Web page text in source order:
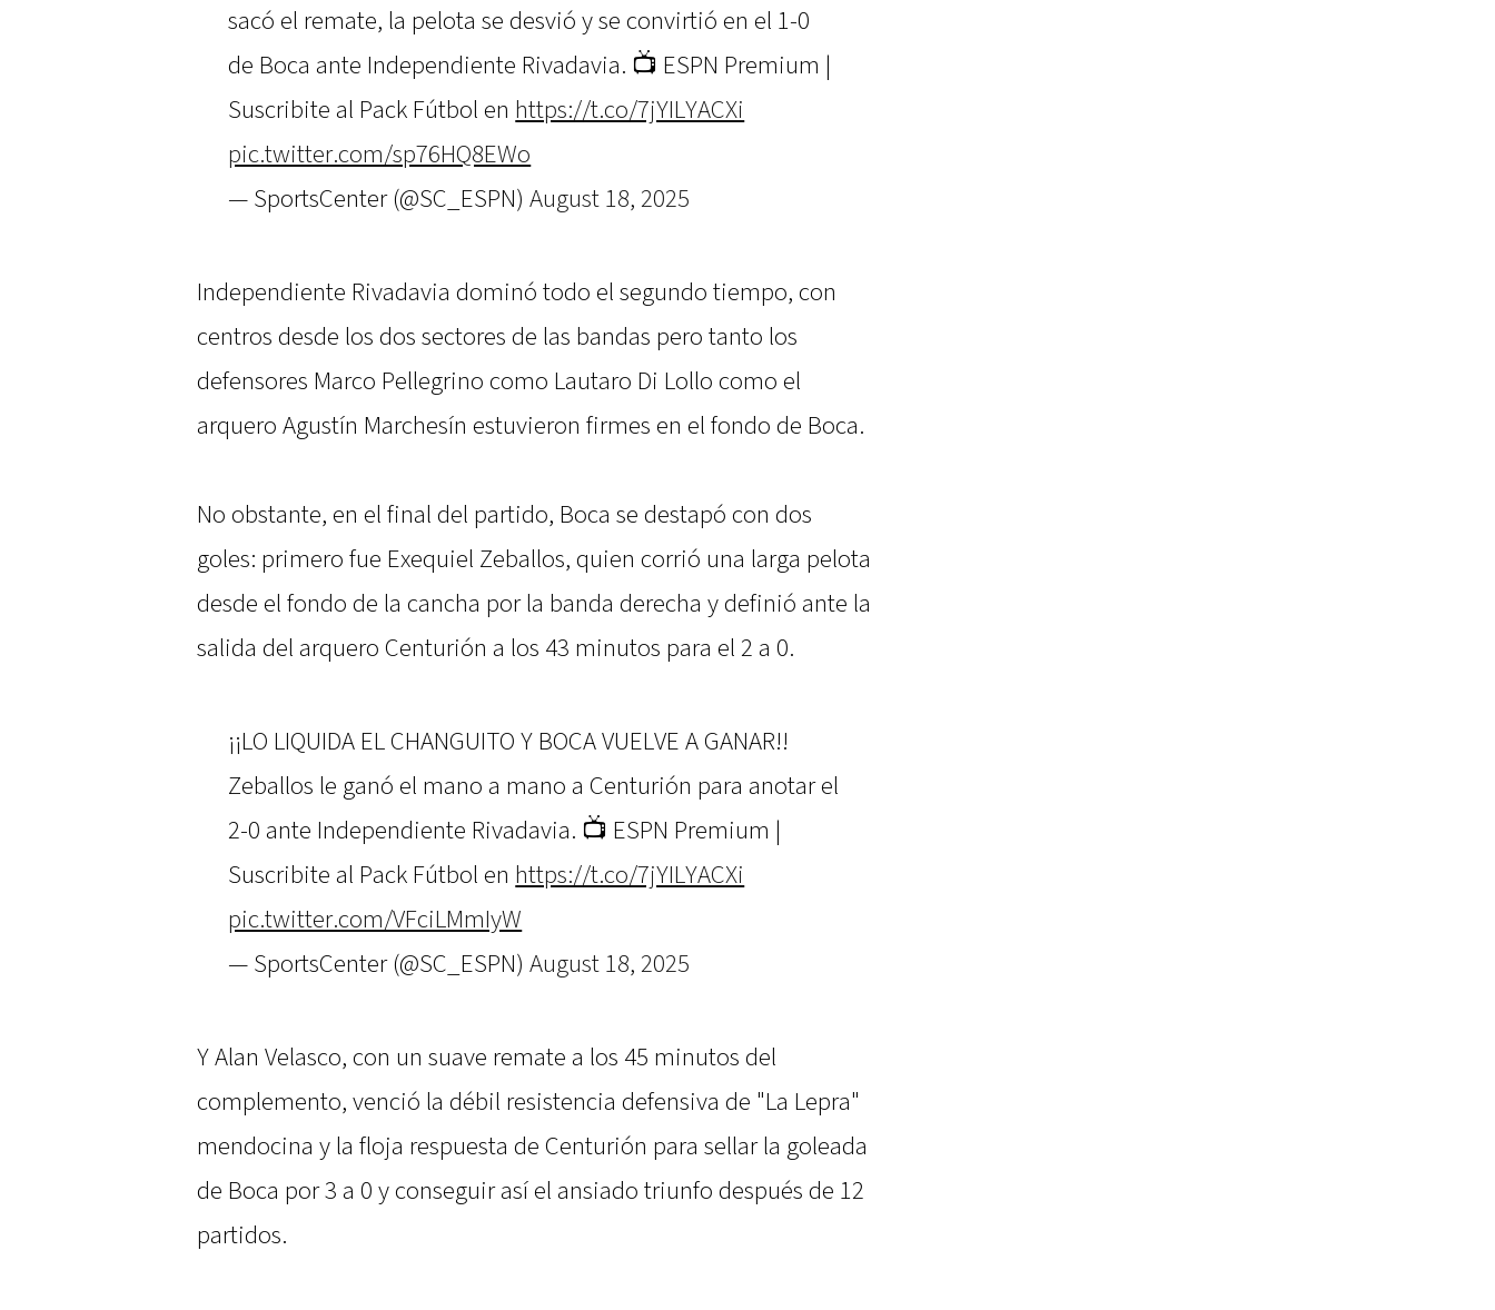
sacó el remate, la pelota se desvió y se convirtió en el 1-0
de Boca ante Independiente Rivadavia. 📺 ESPN Premium |
Suscribite al Pack Fútbol en https://t.co/7jYILYACXi
pic.twitter.com/sp76HQ8EWo
— SportsCenter (@SC_ESPN)August 18, 2025
Independiente Rivadavia dominó todo el segundo tiempo, con
centros desde los dos sectores de las bandas pero tanto los
defensores Marco Pellegrino como Lautaro Di Lollo como el
arquero Agustín Marchesín estuvieron firmes en el fondo de Boca.
No obstante, en el final del partido, Boca se destapó con dos
goles: primero fue Exequiel Zeballos, quien corrió una larga pelota
desde el fondo de la cancha por la banda derecha y definió ante la
salida del arquero Centurión a los 43 minutos para el 2 a 0.
¡¡LO LIQUIDA EL CHANGUITO Y BOCA VUELVE A GANAR!!
Zeballos le ganó el mano a mano a Centurión para anotar el
2-0 ante Independiente Rivadavia. 📺 ESPN Premium |
Suscribite al Pack Fútbol en https://t.co/7jYILYACXi
pic.twitter.com/VFciLMmIyW
— SportsCenter (@SC_ESPN)August 18, 2025
Y Alan Velasco, con un suave remate a los 45 minutos del
complemento, venció la débil resistencia defensiva de "La Lepra"
mendocina y la floja respuesta de Centurión para sellar la goleada
de Boca por 3 a 0 y conseguir así el ansiado triunfo después de 12
partidos.